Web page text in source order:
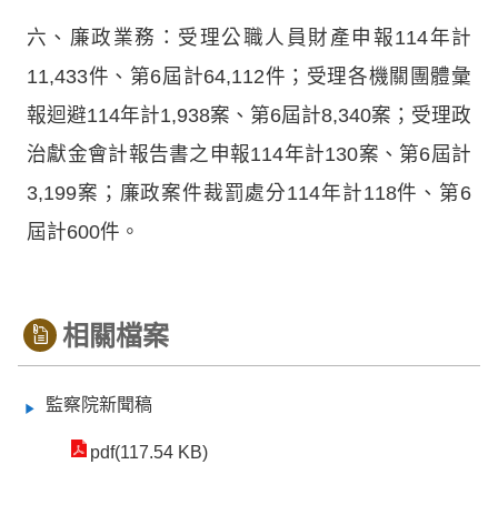
六、廉政業務：受理公職人員財產申報114年計
11,433件、第6屆計64,112件；受理各機關團體彙
報迴避114年計1,938案、第6屆計8,340案；受理政
治獻金會計報告書之申報114年計130案、第6屆計
3,199案；廉政案件裁罰處分114年計118件、第6
屆計600件。
相關檔案
監察院新聞稿
pdf(117.54 KB)